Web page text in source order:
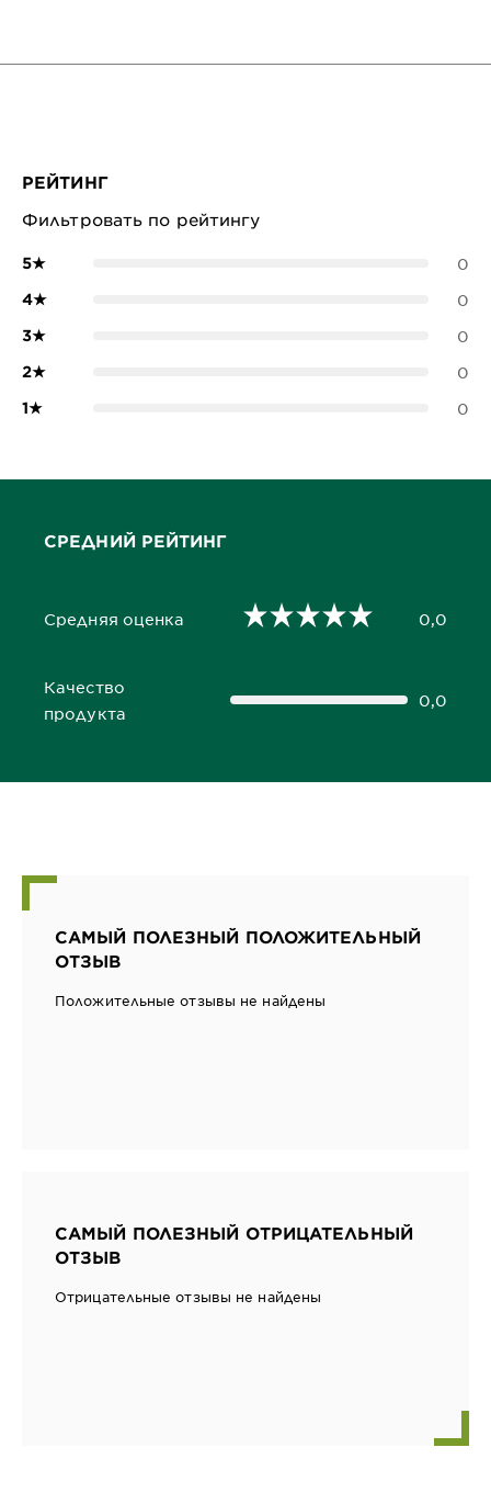
РЕЙТИНГ
Фильтровать по рейтингу
5★ 0
4★ 0
3★ 0
2★ 0
1★ 0
СРЕДНИЙ РЕЙТИНГ
Средняя оценка
0,0 out of 5 stars 0,0
Качество
продукта
0,0 out of 5 stars 0,0
САМЫЙ ПОЛЕЗНЫЙ ПОЛОЖИТЕЛЬНЫЙ
ОТЗЫВ
Положительные отзывы не найдены
САМЫЙ ПОЛЕЗНЫЙ ОТРИЦАТЕЛЬНЫЙ
ОТЗЫВ
Отрицательные отзывы не найдены